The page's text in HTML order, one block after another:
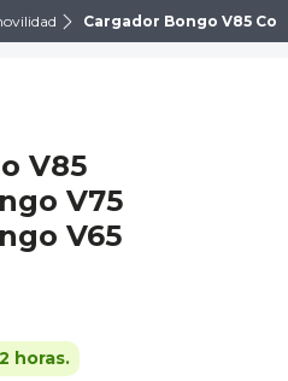
Cargador Bongo V85
V85
V75
V65
horas.